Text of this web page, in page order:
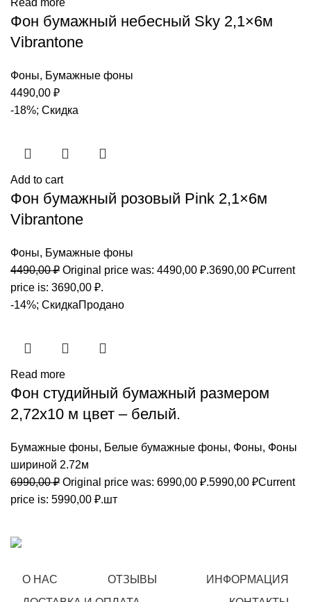
Фон бумажный небесный Sky 2,1×6м
Vibrantone
Фоны, Бумажные фоны
4490,00 ₽
-18%; Скидка
Add to cart
Фон бумажный розовый Pink 2,1×6м
Vibrantone
Фоны, Бумажные фоны
4490,00₽ Original price was: 4490,00 ₽.3690,00 ₽Current
price is: 3690,00 ₽.
-14%; СкидкаПродано
Read more
Фон студийный бумажный размером
2,72х10 м цвет – белый.
Бумажные фоны, Белые бумажные фоны, Фоны, Фоны
шириной 2.72м
6990,00₽ Original price was: 6990,00 ₽.5990,00 ₽Current
price is: 5990,00 ₽.шт
О НАС ОТЗЫВЫ
ИНФОРМАЦИЯ